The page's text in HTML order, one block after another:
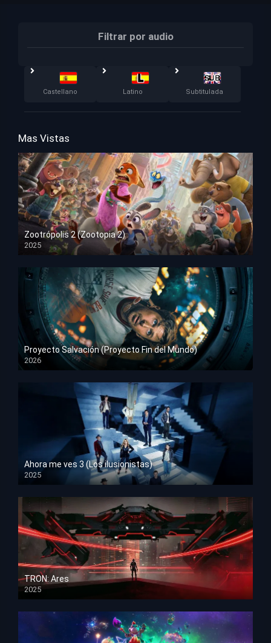
Filtrar por audio
Castellano Latino Subtitulada
Mas Vistas
Zootrópolis 2 (Zootopia 2)
2025
HD 1080p
Proyecto Salvación (Proyecto Fin del Mundo)
2026
HD 1080p
Ahora me ves 3 (Los ilusionistas)
2025
HD 1080p
TRON: Ares
2025
HD 1080p